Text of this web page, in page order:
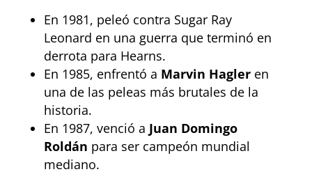
En 1981, peleó contra Sugar Ray
Leonard en una guerra que terminó en
derrota para Hearns.
En 1985, enfrentó a Marvin Hagleren
una de las peleas más brutales de la
historia.
En 1987, venció a Juan Domingo
Roldán para ser campeón mundial
mediano.